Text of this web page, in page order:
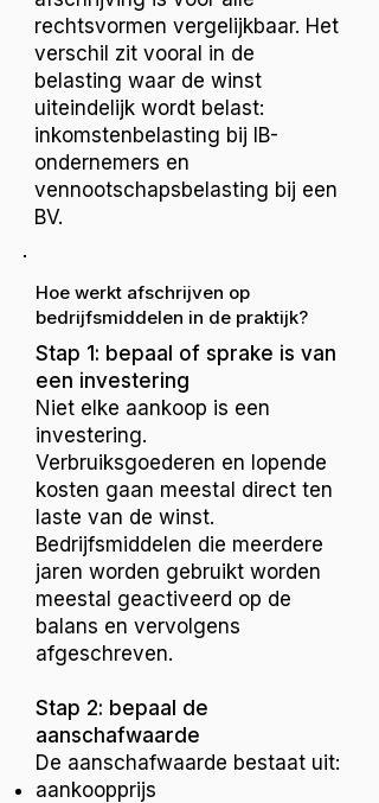
rechtsvormen vergelijkbaar. Het
verschil zit vooral in de
belasting waar de winst
uiteindelijk wordt belast:
inkomstenbelasting bij IB-
ondernemers en
vennootschapsbelasting bij een
BV.
Hoe werkt afschrijven op
bedrijfsmiddelen in de praktijk?
Stap 1: bepaal of sprake is van
een investering
Niet elke aankoop is een
investering.
Verbruiksgoederen en lopende
kosten gaan meestal direct ten
laste van de winst.
Bedrijfsmiddelen die meerdere
jaren worden gebruikt worden
meestal geactiveerd op de
balans en vervolgens
afgeschreven.
Stap 2: bepaal de
aanschafwaarde
De aanschafwaarde bestaat uit:
aankoopprijs